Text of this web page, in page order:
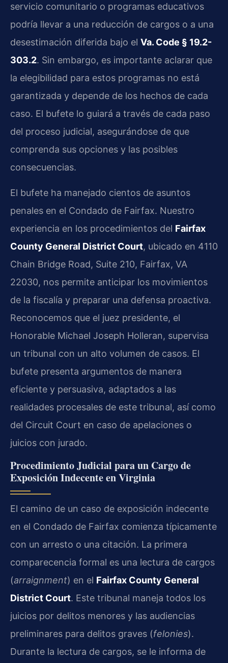
servicio comunitario o programas educativos
podría llevar a una reducción de cargos o a una
desestimación diferida bajo el Va. Code § 19.2-
303.2. Sin embargo, es importante aclarar que
la elegibilidad para estos programas no está
garantizada y depende de los hechos de cada
caso. El bufete lo guiará a través de cada paso
del proceso judicial, asegurándose de que
comprenda sus opciones y las posibles
consecuencias.
El bufete ha manejado cientos de asuntos
penales en el Condado de Fairfax. Nuestro
experiencia en los procedimientos del Fairfax
County General District Court, ubicado en 4110
Chain Bridge Road, Suite 210, Fairfax, VA
22030, nos permite anticipar los movimientos
de la fiscalía y preparar una defensa proactiva.
Reconocemos que el juez presidente, el
Honorable Michael Joseph Holleran, supervisa
un tribunal con un alto volumen de casos. El
bufete presenta argumentos de manera
eficiente y persuasiva, adaptados a las
realidades procesales de este tribunal, así como
del Circuit Court en caso de apelaciones o
juicios con jurado.
Procedimiento Judicial para un Cargo de
Exposición Indecente en Virginia
El camino de un caso de exposición indecente
en el Condado de Fairfax comienza típicamente
con un arresto o una citación. La primera
comparecencia formal es una lectura de cargos
(arraignment) en el Fairfax County General
District Court. Este tribunal maneja todos los
juicios por delitos menores y las audiencias
preliminares para delitos graves (felonies).
Durante la lectura de cargos, se le informa de